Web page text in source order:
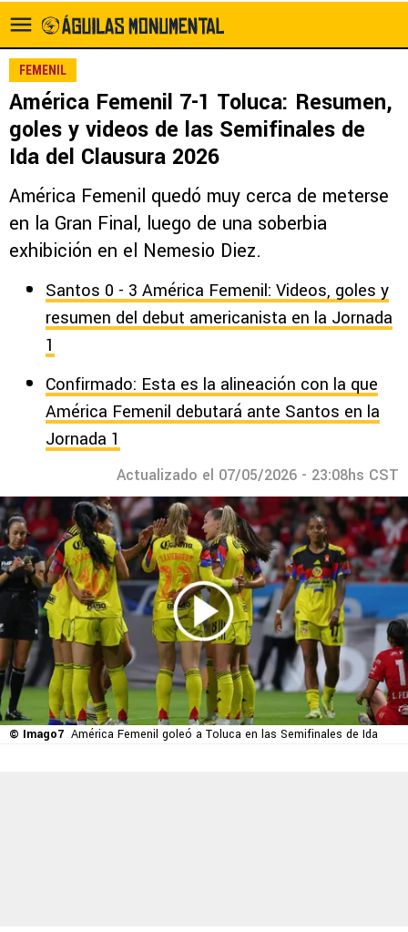
FEMENIL
América Femenil 7-1 Toluca: Resumen,
goles y videos de las Semifinales de
Ida del Clausura 2026
América Femenil quedó muy cerca de meterse
en la Gran Final, luego de una soberbia
exhibición en el Nemesio Diez.
Santos 0 - 3 América Femenil: Videos, goles y
resumen del debut americanista en la Jornada
1
Confirmado: Esta es la alineación con la que
América Femenil debutará ante Santos en la
Jornada 1
Actualizado el 07/05/2026 - 23:08hs CST
© Imago7 América Femenil goleó a Toluca en las Semifinales de Ida